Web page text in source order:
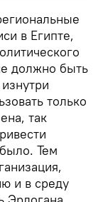
в Египте,
должно быть
только
так
Тем
и в среду